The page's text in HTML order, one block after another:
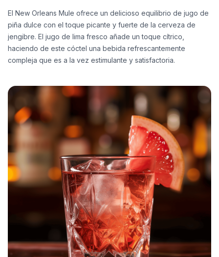
El New Orleans Mule ofrece un delicioso equilibrio de jugo de
piña dulce con el toque picante y fuerte de la cerveza de
jengibre. El jugo de lima fresco añade un toque cítrico,
haciendo de este cóctel una bebida refrescantemente
compleja que es a la vez estimulante y satisfactoria.